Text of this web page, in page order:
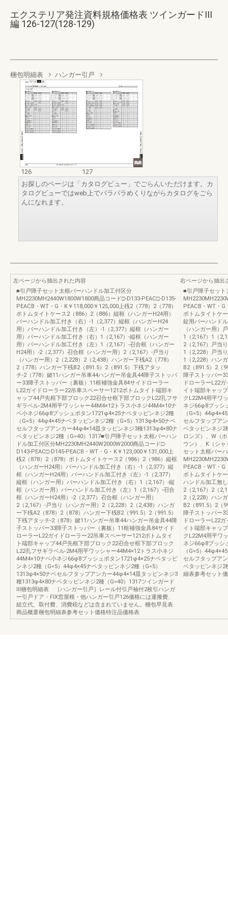
エクステリア発注資料規格価格表 ツインガードIII
編 126-127(128-129)
梱包明細表 ハンガー引戸
126
127
お探しのページは「カタログビュー」でごらんいただけます。カ
タログビューではweb上でパラパラめくりながらカタログをごら
んになれます。
左ページから抽出された内容
■引戸障子セット太框バーハンドル加工付区分
MH2230MH2440W1800W1800商品コード□-D133-PEAC□-D135-
PEACB・WT・G・K￥118,000￥125,000上桟2（778）2（778）
ボトムタイトケース2（886）2（886）縦框（ハンガーH24用）
バーハンドル加工付き（右）-1（2,377）縦框（ハンガーH24
用）バーハンドル加工付き（左）-1（2,377）縦框（ハンガー
用）バーハンドル加工付き（右）1（2,167）-縦框（ハンガー
用）バーハンドル加工付き（左）1（2,167）-召合框（ハンガー
H24用）-2（2,377）召合框（ハンガー用）2（2,167）-戸当り
（ハンガー用）2（2,228）2（2,438）ハンガー下桟A2（778）
2（778）ハンガー下桟B2（891.5）2（891.5）下桟アタッ
チ-2（778）鍵11ハンガー吊車44ハンガー吊金具44障子ストッパ
ー33障子ストッパー（裏板）11框補強金具84サイドローラー
L22ガイドローラー22吊車スペーサー1212ボトムタイト端部キ
ャップ44戸先框下部ブロック22召合せ框下部ブロックL22孔フサ
ギラベル-2M4用平ワッシャー44M4×12トラス小ネジ44M4×10ナ
ベ小ネジ66φ8プッシュボタン1721φ4×25ナベタッピンネジ2種
（G=5）44φ4×45ナベタッピンネジ2種（G=5）1313φ4×50ナベ
セルフタップアンカー44φ4×14皿タッピンネジ3種1313φ4×80ナ
ベタッピンネジ2種（G=40）1317■引戸障子セット太框バーハン
ドル加工付区分MH2230MH2440W2000W2000商品コード□-
D143-PEAC□-D145-PEACB・WT・G・K￥123,000￥131,000上
桟2（878）2（878）ボトムタイトケース2（986）2（986）縦框
（ハンガーH24用）バーハンドル加工付き（右）-1（2,377）縦
框（ハンガーH24用）バーハンドル加工付き（左）-1（2,377）
縦框（ハンガー用）バーハンドル加工付き（右）1（2,167）-縦
框（ハンガー用）バーハンドル加工付き（左）1（2,167）-召合
框（ハンガーH24用）-2（2,377）召合框（ハンガー用）
2（2,167）-戸当り（ハンガー用）2（2,228）2（2,438）ハンガ
ー下桟A2（878）2（878）ハンガー下桟B2（991.5）2（991.5）
下桟アタッチ-2（878）鍵11ハンガー吊車44ハンガー吊金具44障
子ストッパー33障子ストッパー（裏板）11框補強金具84サイド
ローラーL22ガイドローラー22吊車スペーサー1212ボトムタイ
ト端部キャップ44戸先框下部ブロック22召合せ框下部ブロック
L22孔フサギラベル-2M4用平ワッシャー44M4×12トラス小ネジ
44M4×10ナベ小ネジ66φ8プッシュボタン1721φ4×25ナベタッピ
ンネジ2種（G=5）44φ4×45ナベタッピンネジ2種（G=5）
1313φ4×50ナベセルフタップアンカー44φ4×14皿タッピンネジ3
種1313φ4×80ナベタッピンネジ2種（G=40）1317ツインガード
Ⅲ梱包明細表 ［ハンガー引戸］レール付引戸袖付2枚引ハンガ
ー引戸ドア・FIX窓屋根・他ハンガー引戸126価格には運搬費、
組立代、取付費、消費税などは含まれていません。梱包早見表
商品概要梱包明細表参考セット価格特注品価格表
右ページから抽出
■引戸障子セット
PEACB・WT・
ボトムタイトケ
錠用バーハンド
（ハンガー用）
1（2,167）1（
2（2,167）戸当
1（2,228）戸当
1（2,228）ハン
B2（891.5）2（
障子ストッパー
ドローラーL22
イト端部キャッ
クL22M4用平ワ
ネジ66φ8プッシ
（G=5）
セルフタップア
ベタッピンネジ2
ロンズ）、W（
ウン）、K（シ
セット太框バー
PEACB・WT・
ボトムタイトケ
ハンドル加工無
2（2,167）2（
2（2,228）ハン
B2（891.5）2（
障子ストッパー
ドローラーL22
イト端部キャッ
クL22M4用平ワ
ネジ66φ8プッシ
（G=5）
セルフタップア
ベタッピンネジ2
細表参考セット